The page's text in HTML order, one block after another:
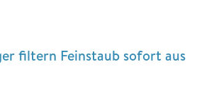
filtern Feinstaub sofort aus